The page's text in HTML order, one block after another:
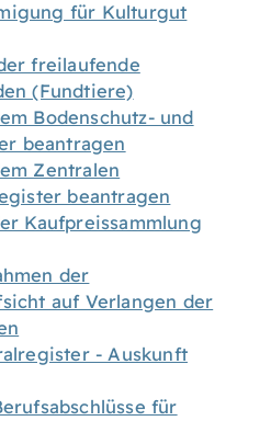
für Kulturgut
freilaufende
(Fundtiere)
Bodenschutz- und
beantragen
Zentralen
beantragen
Kaufpreissammlung
der
auf Verlangen der
- Auskunft
für